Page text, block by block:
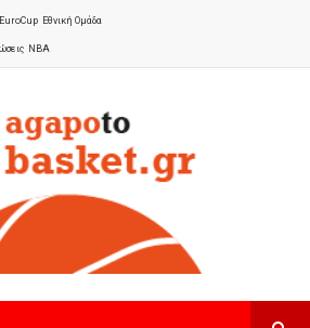
EuroCup Εθνική Ομάδα
NBA